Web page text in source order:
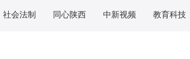
社会法制 同心陕西 中新视频 教育科技